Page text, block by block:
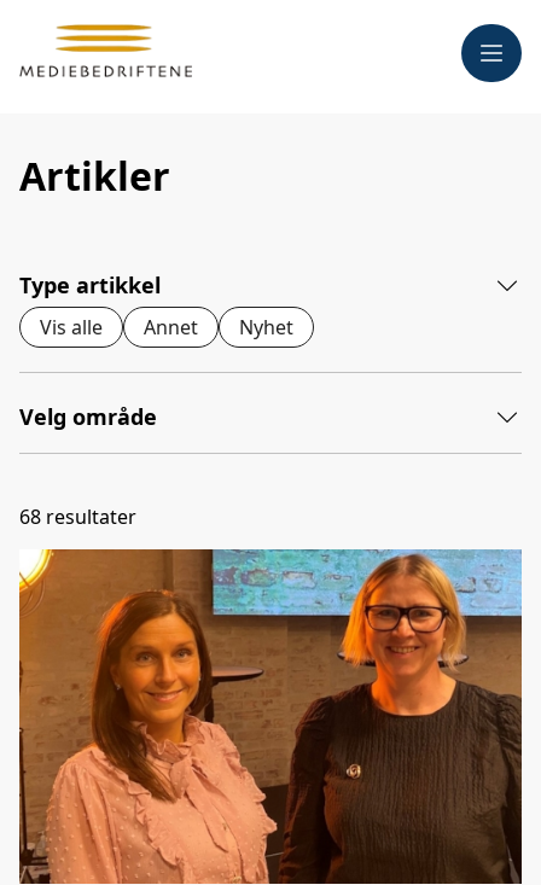
Meny
Artikler
Type artikkel
Vis alle Annet Nyhet
Velg område
68 resultater